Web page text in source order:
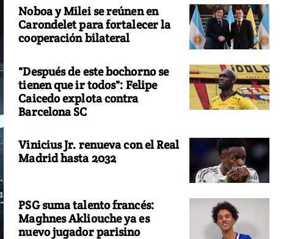
Noboa y Milei se reúnen en
Carondelet para fortalecer la
cooperación bilateral
"Después de este bochorno se
tienen que ir todos": Felipe
Caicedo explota contra
Barcelona SC
Vinicius Jr. renueva con el Real
Madrid hasta 2032
PSG suma talento francés:
Maghnes Akliouche ya es
nuevo jugador parisino